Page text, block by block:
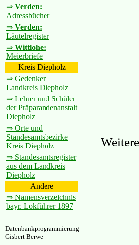
⇒ Verden:
Adressbücher
⇒ Verden:
Läutelregister
⇒ Wittlohe:
Meierbriefe
Kreis Diepholz
⇒ Gedenken
Landkreis Diepholz
⇒ Lehrer und Schüler
der Präparandenanstalt
Diepholz
⇒ Orte und
Standesamtsbezirke
Kreis Diepholz
⇒ Standesamtsregister
aus dem Landkreis
Diepholz
Andere
⇒ Namensverzeichnis
bayr. Lokführer 1897
Datenbankprogrammierung
Gisbert Berwe